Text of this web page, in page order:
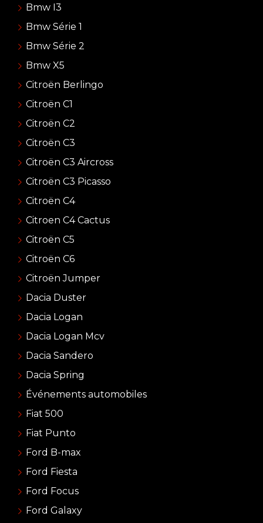
Bmw I3
Bmw Série 1
Bmw Série 2
Bmw X5
Citroën Berlingo
Citroën C1
Citroën C2
Citroën C3
Citroën C3 Aircross
Citroën C3 Picasso
Citroën C4
Citroen C4 Cactus
Citroën C5
Citroën C6
Citroën Jumper
Dacia Duster
Dacia Logan
Dacia Logan Mcv
Dacia Sandero
Dacia Spring
Événements automobiles
Fiat 500
Fiat Punto
Ford B-max
Ford Fiesta
Ford Focus
Ford Galaxy